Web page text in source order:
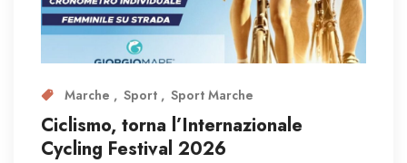
Marche Sport Sport Marche
Ciclismo, torna l’Internazionale
Cycling Festival 2026